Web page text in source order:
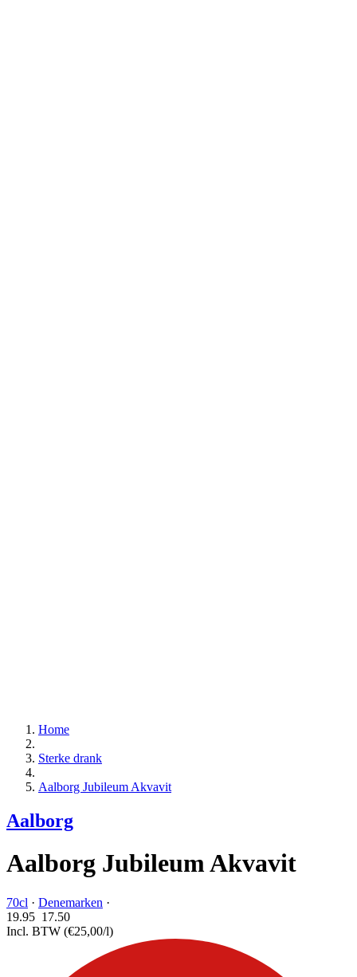
Home
Sterke drank
Aalborg Jubileum Akvavit
Aalborg
Aalborg Jubileum Akvavit
70cl · Denemarken ·
19.95 17.50
Incl. BTW (€25,00/l)